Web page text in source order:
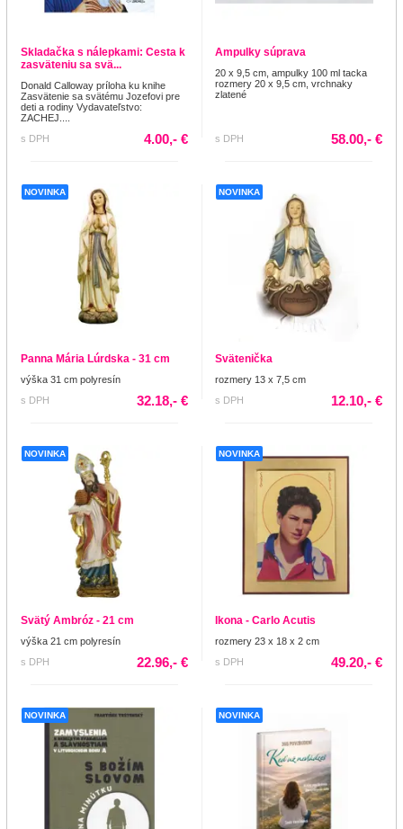
Skladačka s nálepkami: Cesta k
zasväteniu sa svä...
Donald Calloway príloha ku knihe
Zasvätenie sa svätému Jozefovi pre
deti a rodiny Vydavateľstvo:
ZACHEJ....
s DPH
4.00,- €
Ampulky súprava
20 x 9,5 cm, ampulky 100 ml tacka
rozmery 20 x 9,5 cm, vrchnaky
zlatené
s DPH 58.00,- €
NOVINKA
Panna Mária Lúrdska - 31 cm
výška 31 cm polyresín
s DPH
32.18,- €
NOVINKA
Svätenička
rozmery 13 x 7,5 cm
s DPH
12.10,- €
NOVINKA
Svätý Ambróz - 21 cm
výška 21 cm polyresín
s DPH
22.96,- €
NOVINKA
Ikona - Carlo Acutis
rozmery 23 x 18 x 2 cm
s DPH
49.20,- €
NOVINKA NOVINKA